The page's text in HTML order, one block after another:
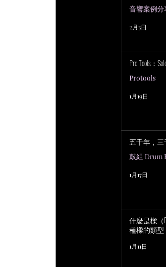
音響案例分
2月3日
Pro Tools：
Protools
1月19日
五千年，
鼓組 Drum
1月17日
什麼是樑（
種樑的類型
1月11日